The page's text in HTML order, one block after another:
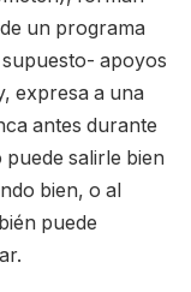
un programa
apoyos
expresa a una
antes durante
salirle bien
bien, o al
puede